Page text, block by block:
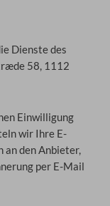
Dienste des
58, 1112
Einwilligung
wir Ihre E-
an den Anbieter,
per E-Mail